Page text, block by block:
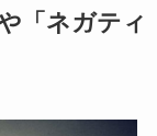
「ネガティ